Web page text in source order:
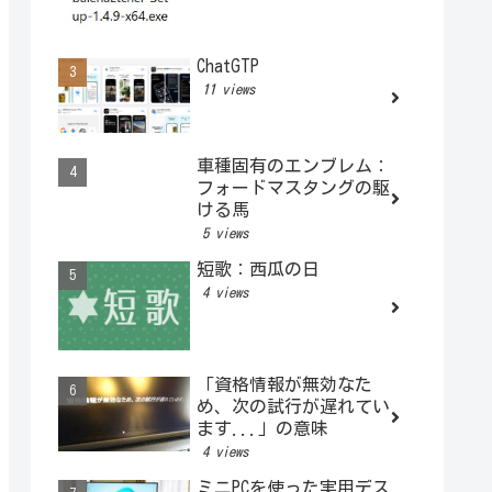
ChatGTP
11 views
車種固有のエンブレム：
フォードマスタングの駆
ける馬
5 views
短歌：西瓜の日
4 views
「資格情報が無効なた
め、次の試行が遅れてい
ます...」の意味
4 views
ミニPCを使った実用デス